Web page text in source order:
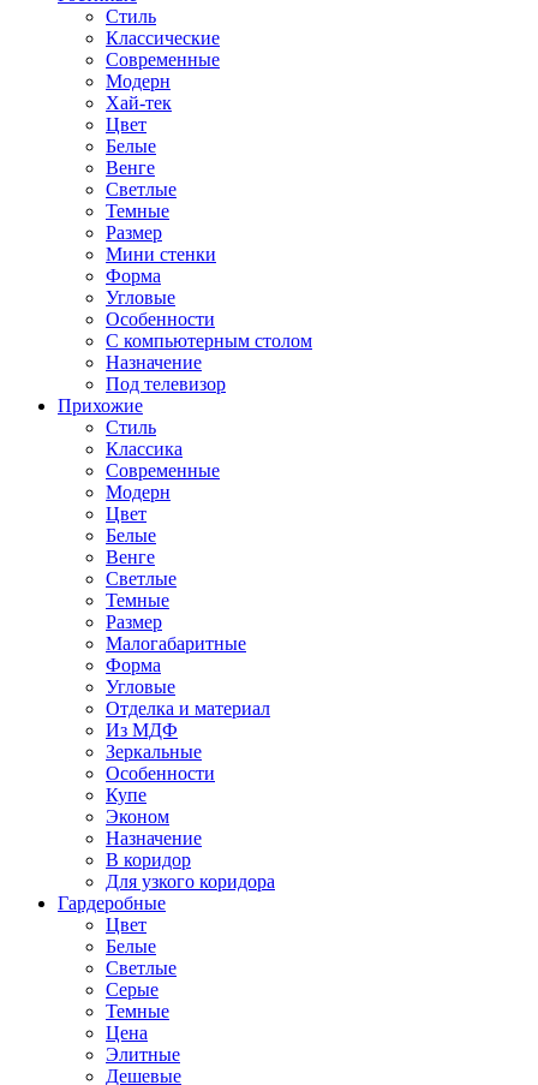
Стиль
Классические
Современные
Модерн
Хай-тек
Цвет
Белые
Венге
Светлые
Темные
Размер
Мини стенки
Форма
Угловые
Особенности
С компьютерным столом
Назначение
Под телевизор
Прихожие
Стиль
Классика
Современные
Модерн
Цвет
Белые
Венге
Светлые
Темные
Размер
Малогабаритные
Форма
Угловые
Отделка и материал
Из МДФ
Зеркальные
Особенности
Купе
Эконом
Назначение
В коридор
Для узкого коридора
Гардеробные
Цвет
Белые
Светлые
Серые
Темные
Цена
Элитные
Дешевые